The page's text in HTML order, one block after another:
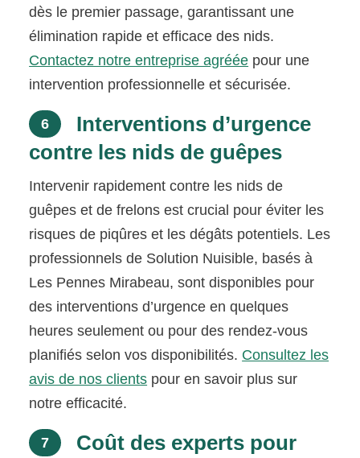
dès le premier passage, garantissant une
élimination rapide et efficace des nids.
Contactez notre entreprise agréée pour une
intervention professionnelle et sécurisée.
6
Interventions d’urgence
contre les nids de guêpes
Intervenir rapidement contre les nids de
guêpes et de frelons est crucial pour éviter les
risques de piqûres et les dégâts potentiels. Les
professionnels de Solution Nuisible, basés à
Les Pennes Mirabeau, sont disponibles pour
des interventions d’urgence en quelques
heures seulement ou pour des rendez-vous
planifiés selon vos disponibilités. Consultez les
avis de nos clients pour en savoir plus sur
notre efficacité.
7
Coût des experts pour